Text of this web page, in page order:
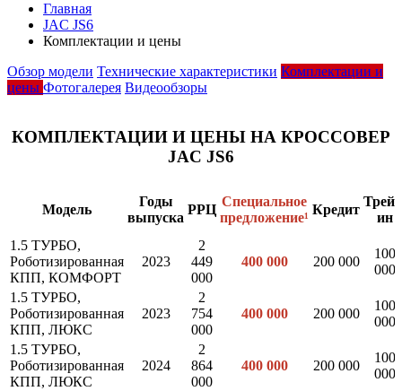
Главная
JAC JS6
Комплектации и цены
Обзор модели Технические характеристики Комплектации и
цены Фотогалерея Видеообзоры
КОМПЛЕКТАЦИИ И ЦЕНЫ НА КРОССОВЕР
JAC JS6
Модель
Годы
выпуска
РРЦ
Специальное
предложение¹
Кредит
ин
1.5 ТУРБО,
Роботизированная
КПП, КОМФОРТ
2023
2
449
000
400 000 200 000
100
000
1.5 ТУРБО,
Роботизированная
КПП, ЛЮКС
2023
2
754
000
400 000 200 000
100
000
1.5 ТУРБО,
Роботизированная
КПП, ЛЮКС
2024
2
864
000
400 000 200 000
100
000